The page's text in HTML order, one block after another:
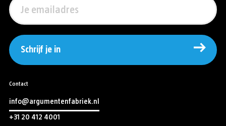
Schrijf je in
Contact
info@argumentenfabriek.nl
+31 20 412 4001